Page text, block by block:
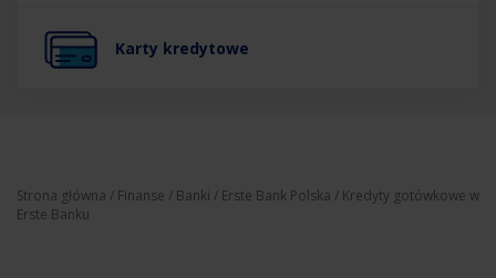
Karty kredytowe
Strona główna / Finanse / Banki / Erste Bank Polska / Kredyty gotówkowe w
Erste Banku